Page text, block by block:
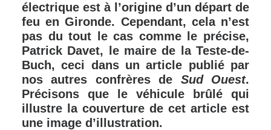
électrique est à l’origine d’un départ de
feu en Gironde. Cependant, cela n’est
pas du tout le cas comme le précise,
Patrick Davet, le maire de la Teste-de-
Buch, ceci dans un article publié par
nos autres confrères de Sud Ouest.
Précisons que le véhicule brûlé qui
illustre la couverture de cet article est
une image d’illustration.